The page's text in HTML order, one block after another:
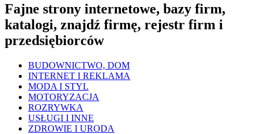
Fajne strony internetowe, bazy firm,
katalogi, znajdź firmę, rejestr firm i
przedsiębiorców
BUDOWNICTWO, DOM
INTERNET I REKLAMA
MODA I STYL
MOTORYZACJA
ROZRYWKA
USŁUGI I INNE
ZDROWIE I URODA